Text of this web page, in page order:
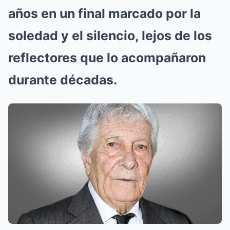
años en un final marcado por la
soledad y el silencio, lejos de los
reflectores que lo acompañaron
durante décadas.